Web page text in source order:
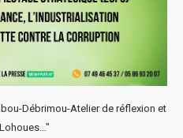
Débrimou-Atelier de réflexion et